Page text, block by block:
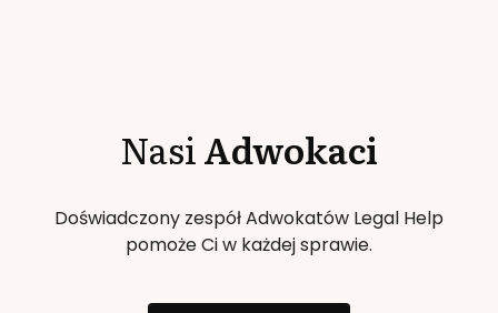
NasiAdwokaci
Doświadczony zespół Adwokatów Legal Help
pomoże Ci w każdej sprawie.